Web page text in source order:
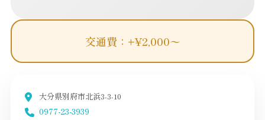
交通費：+¥2,000〜
大分県別府市北浜3-3-10
0977-23-3939